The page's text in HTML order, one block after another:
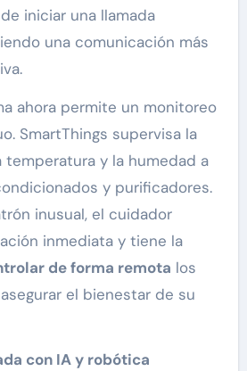
iniciar una llamada
una comunicación más
ahora permite un monitoreo
SmartThings supervisa la
temperatura y la humedad a
y purificadores.
inusual, el cuidador
inmediata y tiene la
de forma remota los
el bienestar de su
con IA y robótica